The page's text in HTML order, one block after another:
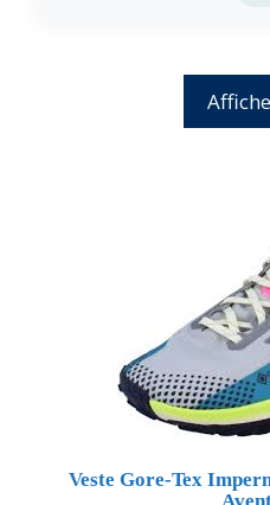
Veste Gore-Tex